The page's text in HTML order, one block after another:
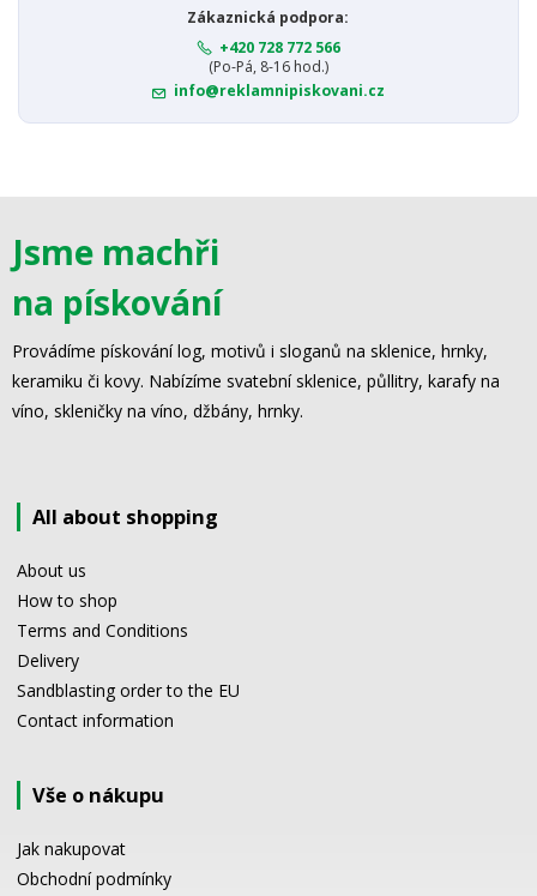
Zákaznická podpora:
+420 728 772 566
(Po-Pá, 8-16 hod.)
info@reklamnipiskovani.cz
Jsme machři
na pískování
Provádíme pískování log, motivů i sloganů na sklenice, hrnky,
keramiku či kovy. Nabízíme svatební sklenice, půllitry, karafy na
víno, skleničky na víno, džbány, hrnky.
All about shopping
About us
How to shop
Terms and Conditions
Delivery
Sandblasting order to the EU
Contact information
Vše o nákupu
Jak nakupovat
Obchodní podmínky